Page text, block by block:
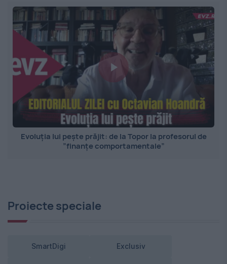
Evoluția lui pește prăjit: de la Topor la profesorul de
”finanțe comportamentale”
Proiecte speciale
SmartDigi Exclusiv